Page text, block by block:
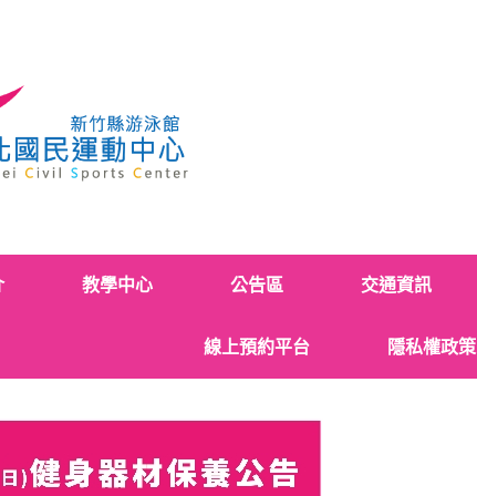
教學中心 公告區 交通資訊
線上預約平台 隱私權政策